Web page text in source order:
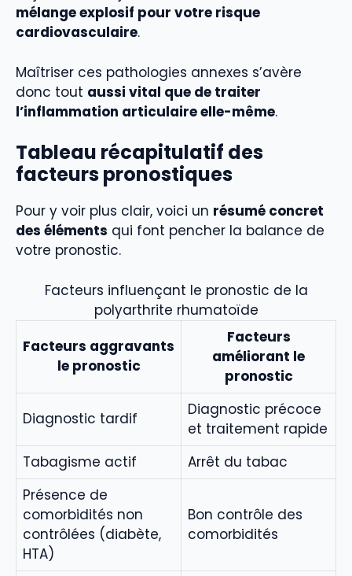
mélange explosif pour votre risque
cardiovasculaire.
Maîtriser ces pathologies annexes s’avère
donc tout aussi vital que de traiter
l’inflammation articulaire elle-même.
Tableau récapitulatif des
facteurs pronostiques
Pour y voir plus clair, voici un résumé concret
des éléments qui font pencher la balance de
votre pronostic.
Facteurs influençant le pronostic de la
polyarthrite rhumatoïde
Facteurs aggravants
le pronostic
Facteurs
améliorant le
pronostic
Diagnostic tardif
Diagnostic précoce
et traitement rapide
Tabagisme actif
Arrêt du tabac
Présence de
comorbidités non
contrôlées (diabète,
HTA)
Bon contrôle des
comorbidités